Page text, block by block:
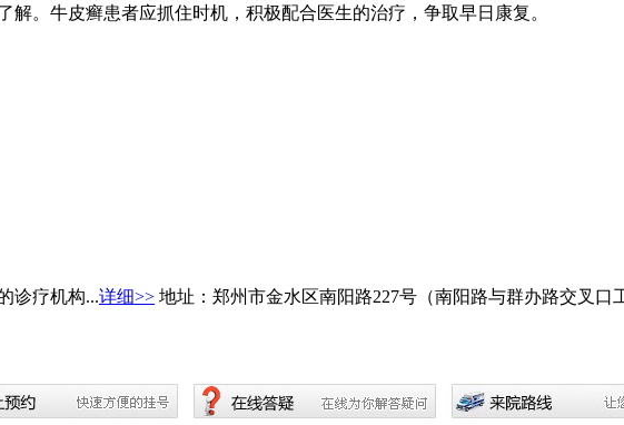
解。牛皮癣患者应抓住时机，积极配合医生的治疗，争取早日康复。
诊疗机构...详细>> 地址：郑州市金水区南阳路227号（南阳路与群办路交叉口